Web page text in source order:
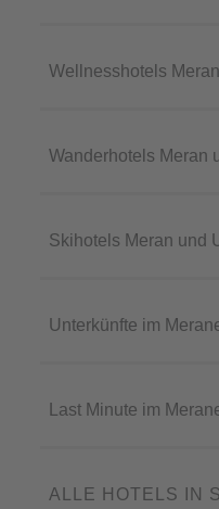
Wellnesshotels
Wanderhotels Meran
Skihotels Meran und
Unterkünfte im
Last Minute im
ALLE HOTELS IN